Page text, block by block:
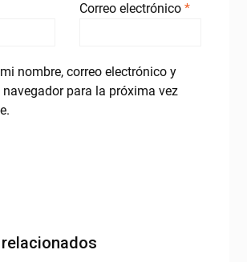
Correo electrónico *
nombre, correo electrónico y
navegador para la próxima vez